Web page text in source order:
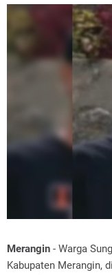
Merangin - Warga
Kabupaten Merangin,